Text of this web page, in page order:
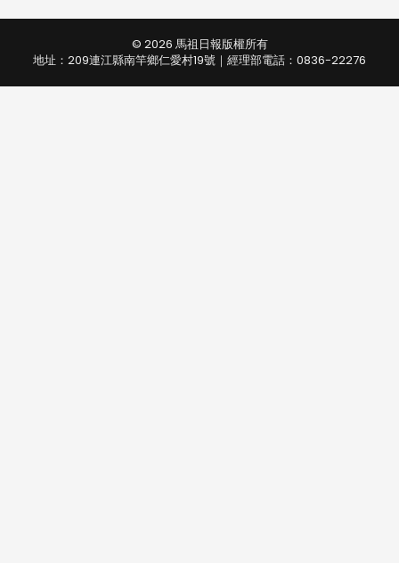
© 2026 馬祖日報版權所有
地址：209連江縣南竿鄉仁愛村19號｜經理部電話：0836-22276